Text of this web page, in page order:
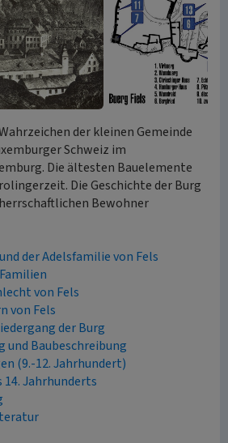
der kleinen Gemeinde
Schweiz im
Die ältesten Bauelemente
Die Geschichte der Burg
Bewohner
der Adelsfamilie von Fels
von Fels
von Fels
der Burg
und Baubeschreibung
(9.-12. Jahrhundert)
14. Jahrhunderts